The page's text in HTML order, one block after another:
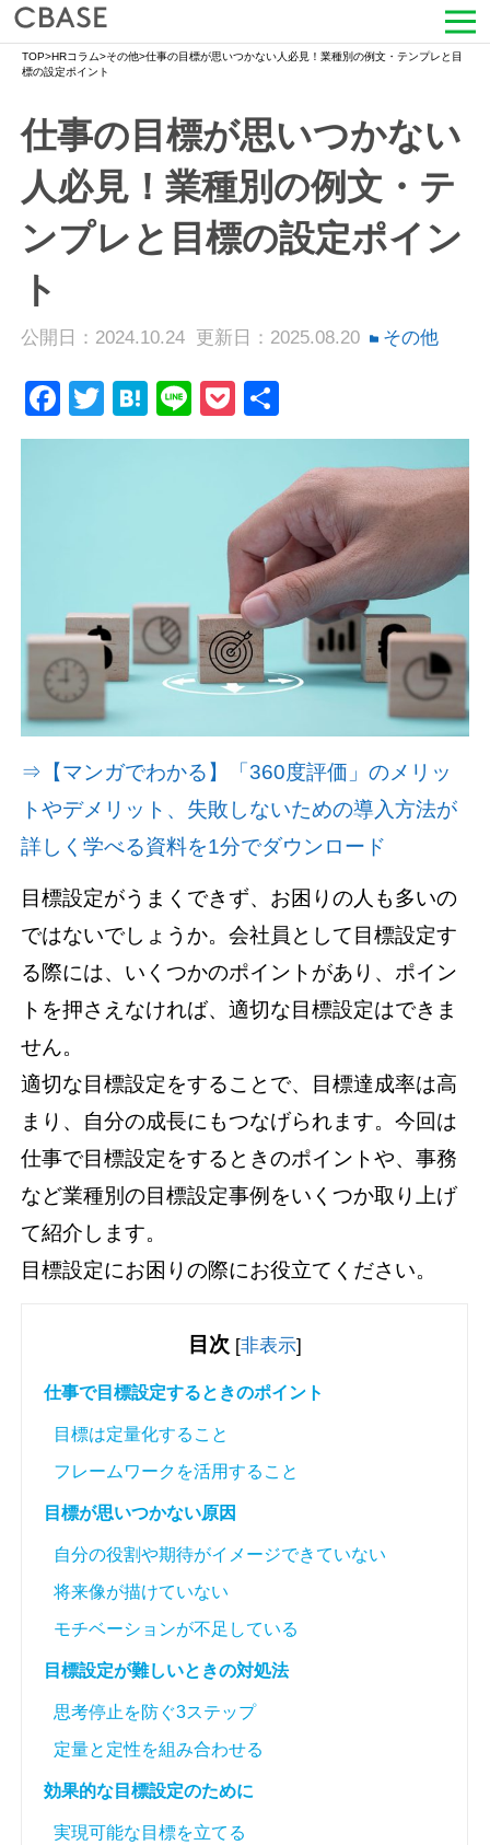
サービス
活用シーン
導入事例
セミナー情報
HRコラム
会社情報
お見積もり依頼
TOP>HRコラム>その他>仕事の目標が思いつかない人必見！業種別の例文・テンプレと目
標の設定ポイント
仕事の目標が思いつかない
人必見！業種別の例文・テ
ンプレと目標の設定ポイン
ト
公開日：2024.10.24 更新日：2025.08.20 その他
Facebook
Twitter
Hatena
LinePocket
有
⇒【マンガでわかる】「360度評価」のメリッ
トやデメリット、失敗しないための導入方法が
詳しく学べる資料を1分でダウンロード
目標設定がうまくできず、お困りの人も多いの
ではないでしょうか。会社員として目標設定す
る際には、いくつかのポイントがあり、ポイン
トを押さえなければ、適切な目標設定はできま
せん。
適切な目標設定をすることで、目標達成率は高
まり、自分の成長にもつなげられます。今回は
仕事で目標設定をするときのポイントや、事務
など業種別の目標設定事例をいくつか取り上げ
て紹介します。
目標設定にお困りの際にお役立てください。
目次 [非表示]
仕事で目標設定するときのポイント
目標は定量化すること
フレームワークを活用すること
目標が思いつかない原因
自分の役割や期待がイメージできていない
将来像が描けていない
モチベーションが不足している
目標設定が難しいときの対処法
思考停止を防ぐ3ステップ
定量と定性を組み合わせる
効果的な目標設定のために
実現可能な目標を立てる